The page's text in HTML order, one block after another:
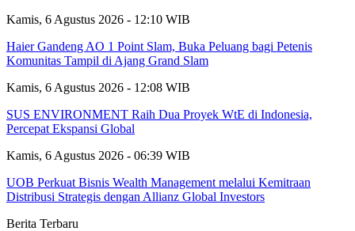
Kamis, 6 Agustus 2026 - 12:10 WIB
Haier Gandeng AO 1 Point Slam, Buka Peluang bagi Petenis
Komunitas Tampil di Ajang Grand Slam
Kamis, 6 Agustus 2026 - 12:08 WIB
SUS ENVIRONMENT Raih Dua Proyek WtE di Indonesia,
Percepat Ekspansi Global
Kamis, 6 Agustus 2026 - 06:39 WIB
UOB Perkuat Bisnis Wealth Management melalui Kemitraan
Distribusi Strategis dengan Allianz Global Investors
Berita Terbaru